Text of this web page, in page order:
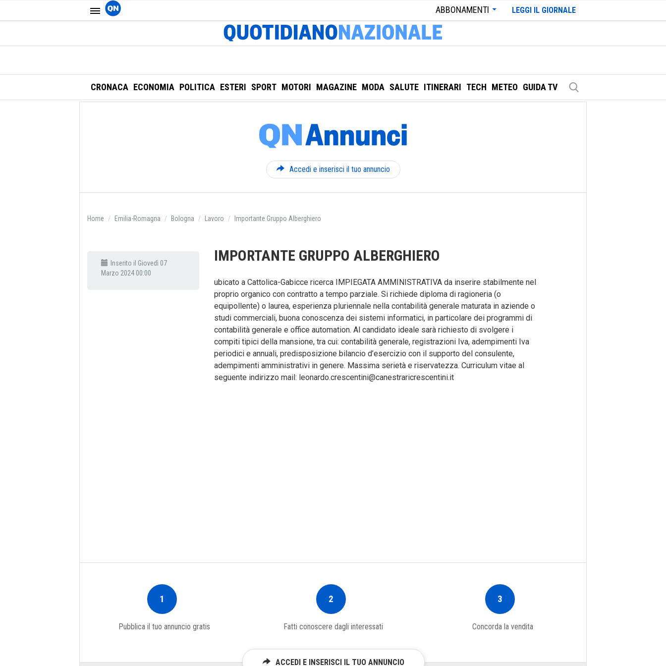
ABBONAMENTI LEGGI IL GIORNALE
CRONACA ECONOMIA POLITICA ESTERI SPORT MOTORI MAGAZINE MODA SALUTE ITINERARI TECH METEO GUIDA TV
Accedi e inserisci il tuo annuncio
Home Emilia-Romagna Bologna Lavoro Importante Gruppo Alberghiero
Inserito il Giovedì 07
Marzo 2024 00:00
IMPORTANTE GRUPPO ALBERGHIERO
ubicato a Cattolica-Gabicce ricerca IMPIEGATA AMMINISTRATIVA da inserire stabilmente nel
proprio organico con contratto a tempo parziale. Si richiede diploma di ragioneria (o
equipollente) o laurea, esperienza pluriennale nella contabilità generale maturata in aziende o
studi commerciali, buona conoscenza dei sistemi informatici, in particolare dei programmi di
contabilità generale e office automation. Al candidato ideale sarà richiesto di svolgere i
compiti tipici della mansione, tra cui: contabilità generale, registrazioni Iva, adempimenti Iva
periodici e annuali, predisposizione bilancio d’esercizio con il supporto del consulente,
adempimenti amministrativi in genere. Massima serietà e riservatezza. Curriculum vitae al
seguente indirizzo mail: leonardo.crescentini@canestraricrescentini.it
1
Pubblica il tuo annuncio gratis
2
Fatti conoscere dagli interessati
3
Concorda la vendita
ACCEDI E INSERISCI IL TUO ANNUNCIO